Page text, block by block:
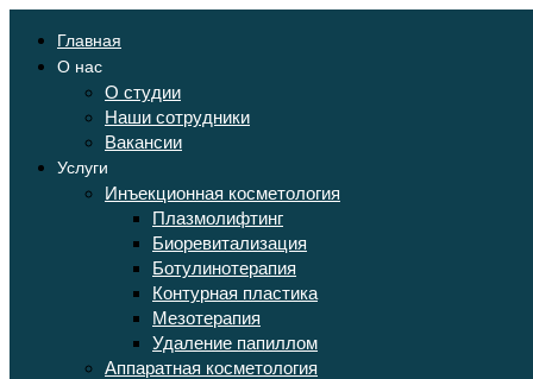
Главная
О нас
О студии
Наши сотрудники
Вакансии
Услуги
Инъекционная косметология
Плазмолифтинг
Биоревитализация
Ботулинотерапия
Контурная пластика
Мезотерапия
Удаление папиллом
Аппаратная косметология